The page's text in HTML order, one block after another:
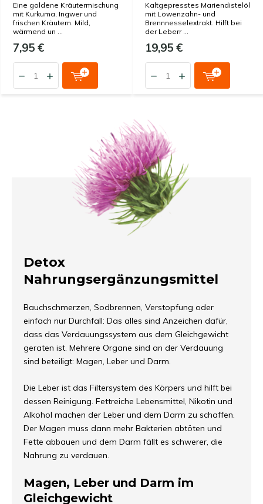
Eine goldene Kräutermischung
mit Kurkuma, Ingwer und
frischen Kräutern. Mild,
wärmend un ...
7,95 €
Kaltgepresstes Mariendistelöl
mit Löwenzahn- und
Brennnesselextrakt. Hilft bei
der Leberr ...
19,95 €
Detox
Nahrungsergänzungsmittel
Bauchschmerzen, Sodbrennen, Verstopfung oder
einfach nur Durchfall: Das alles sind Anzeichen dafür,
dass das Verdauungssystem aus dem Gleichgewicht
geraten ist. Mehrere Organe sind an der Verdauung
sind beteiligt: Magen, Leber und Darm.
Die Leber ist das Filtersystem des Körpers und hilft bei
dessen Reinigung. Fettreiche Lebensmittel, Nikotin und
Alkohol machen der Leber und dem Darm zu schaffen.
Der Magen muss dann mehr Bakterien abtöten und
Fette abbauen und dem Darm fällt es schwerer, die
Nahrung zu verdauen.
Magen, Leber und Darm im
Gleichgewicht